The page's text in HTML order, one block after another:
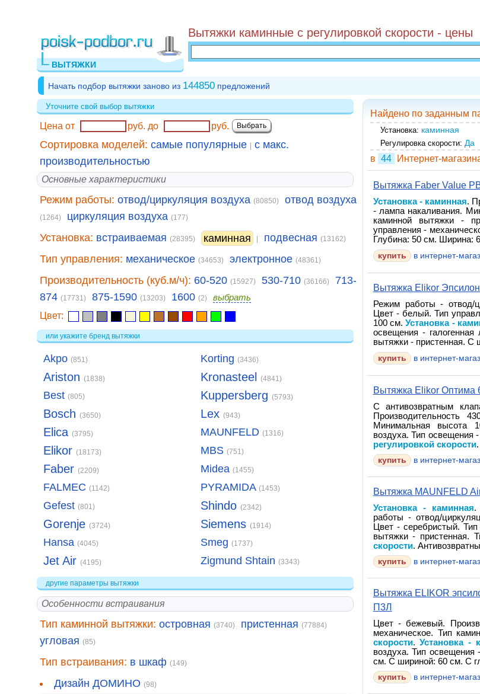
ВЫТЯЖКИ
Вытяжки каминные с регулировкой скорости - цены
Начать подбор вытяжки заново из 144850 предложений
Уточните свой выбор вытяжки
Цена от руб. до руб.
Сортировка моделей: самые популярные
с макс.
производительностью
Основные характеристики
Режим работы: отвод/циркуляция воздуха (80850) отвод воздуха
(1264) циркуляция воздуха (177)
Установка: встраиваемая (28395) каминная подвесная (13162)
Тип управления: механическое (34653) электронное (48361)
Производительность (куб.м/ч): 60-520 (15927) 530-710 (36166)
713-
874 (17731) 875-1590 (13203) 1600 (2)
выбрать
Цвет:
или укажите бренд вытяжки
Akpo(851)
Ariston(1838)
Best(805)
Bosch(3650)
Elica(3795)
Elikor(18173)
Faber(2209)
FALMEC(1142)
Gefest(801)
Gorenje(3724)
Hansa(4045)
Jet Air(4195)
Korting(3436)
Kronasteel(4841)
Kuppersberg(5793)
Lex(943)
MAUNFELD(1316)
MBS(751)
Midea(1455)
PYRAMIDA(1453)
Shindo(2342)
Siemens(1914)
Smeg(1737)
Zigmund Shtain(3343)
другие параметры вытяжки
Особенности встраивания
Тип каминной вытяжки: островная (3740) пристенная (77884)
угловая (85)
Тип встраивания: в шкаф (149)
Дизайн ДОМИНО (98)
Найдено по заданным
Установка: каминная
Регулировка скорости: Да
в 44 Интернет-
Вытяжка Faber Value
Установка - каминная.
- лампа накаливания.
каминной вытяжки -
управления -
Глубина: 50 см. Ширина:
купить в интернет-
Вытяжка Elikor
Режим работы - отвод/
Цвет - белый. Тип
100 см.Установка -
освещения - галогенная
вытяжки - пристенная. С
купить в интернет-
Вытяжка Elikor Оптима
С антивозвратным
Производительность
Минимальная высота
воздуха. Тип освещения
регулировкой скорости
купить в интернет-
Вытяжка MAUNFELD
Установка - каминная.
работы - отвод/
Цвет - серебристый.
вытяжки - пристенная.
скорости.
в интернет-
Вытяжка ELIKOR
П3Л
Цвет - бежевый.
механическое. Тип
скорости.Установка -
воздуха. Тип
см. С шириной: 60 см. С
в интернет-